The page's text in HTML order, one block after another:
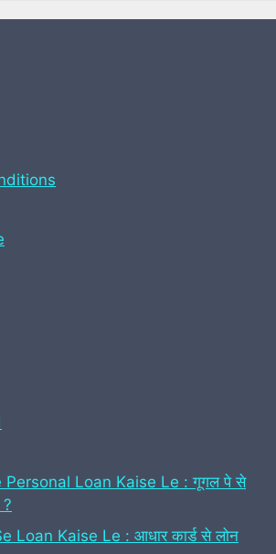
Personal Loan Kaise Le : गूगल पे से
Loan Kaise Le : आधार कार्ड से लोन